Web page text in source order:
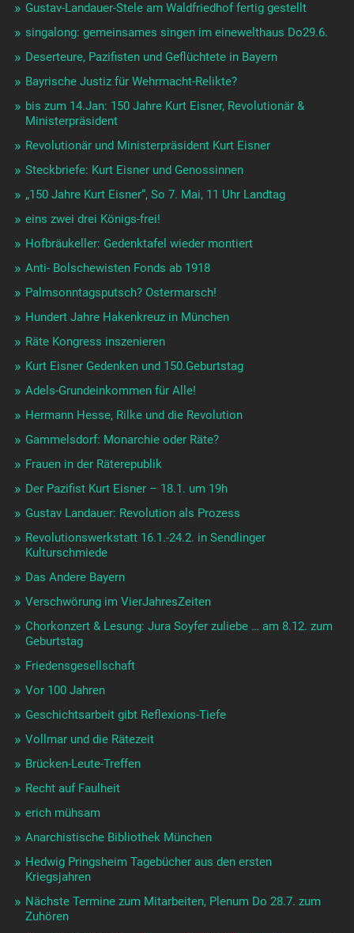
Gustav-Landauer-Stele am Waldfriedhof fertig gestellt
singalong: gemeinsames singen im einewelthaus Do29.6.
Deserteure, Pazifisten und Geflüchtete in Bayern
Bayrische Justiz für Wehrmacht-Relikte?
bis zum 14.Jan: 150 Jahre Kurt Eisner, Revolutionär &
Ministerpräsident
Revolutionär und Ministerpräsident Kurt Eisner
Steckbriefe: Kurt Eisner und Genossinnen
„150 Jahre Kurt Eisner“, So 7. Mai, 11 Uhr Landtag
eins zwei drei Königs-frei!
Hofbräukeller: Gedenktafel wieder montiert
Anti- Bolschewisten Fonds ab 1918
Palmsonntagsputsch? Ostermarsch!
Hundert Jahre Hakenkreuz in München
Räte Kongress inszenieren
Kurt Eisner Gedenken und 150.Geburtstag
Adels-Grundeinkommen für Alle!
Hermann Hesse, Rilke und die Revolution
Gammelsdorf: Monarchie oder Räte?
Frauen in der Räterepublik
Der Pazifist Kurt Eisner – 18.1. um 19h
Gustav Landauer: Revolution als Prozess
Revolutionswerkstatt 16.1.-24.2. in Sendlinger
Kulturschmiede
Das Andere Bayern
Verschwörung im VierJahresZeiten
Chorkonzert & Lesung: Jura Soyfer zuliebe … am 8.12. zum
Geburtstag
Friedensgesellschaft
Vor 100 Jahren
Geschichtsarbeit gibt Reflexions-Tiefe
Vollmar und die Rätezeit
Brücken-Leute-Treffen
Recht auf Faulheit
erich mühsam
Anarchistische Bibliothek München
Hedwig Pringsheim Tagebücher aus den ersten
Kriegsjahren
Nächste Termine zum Mitarbeiten, Plenum Do 28.7. zum
Zuhören